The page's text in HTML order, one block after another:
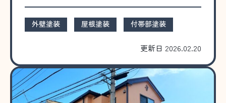
外壁塗装 屋根塗装 付帯部塗装
更新日 2026.02.20